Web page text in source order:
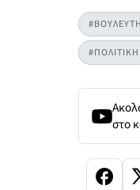
#ΠΟΛΙΤΙΚΗ
στο